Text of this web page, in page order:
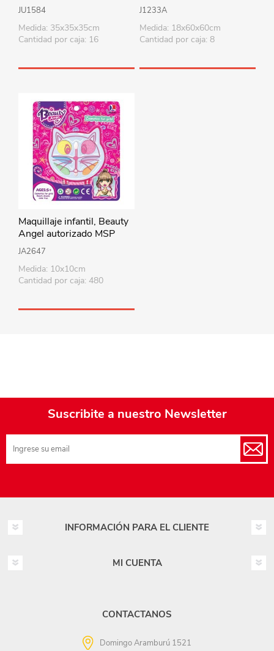
JU1584
Medida: 35x35x35cm
Cantidad por caja: 16
J1233A
Medida: 18x60x60cm
Cantidad por caja: 8
Maquillaje infantil, Beauty
Angel autorizado MSP
JA2647
Medida: 10x10cm
Cantidad por caja: 480
Suscribite a nuestro Newsletter
INFORMACIÓN PARA EL CLIENTE
MI CUENTA
CONTACTANOS
Domingo Aramburú 1521